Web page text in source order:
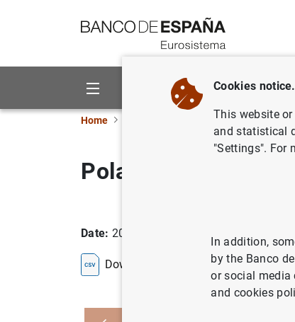
About us
Home Entity classification
Poland
Date: 2026/08/07
Download the list in CSV format
Cookies notice.
This website
and statistical
"Settings". For
In addition,
by the Banco
or social media
and cookies